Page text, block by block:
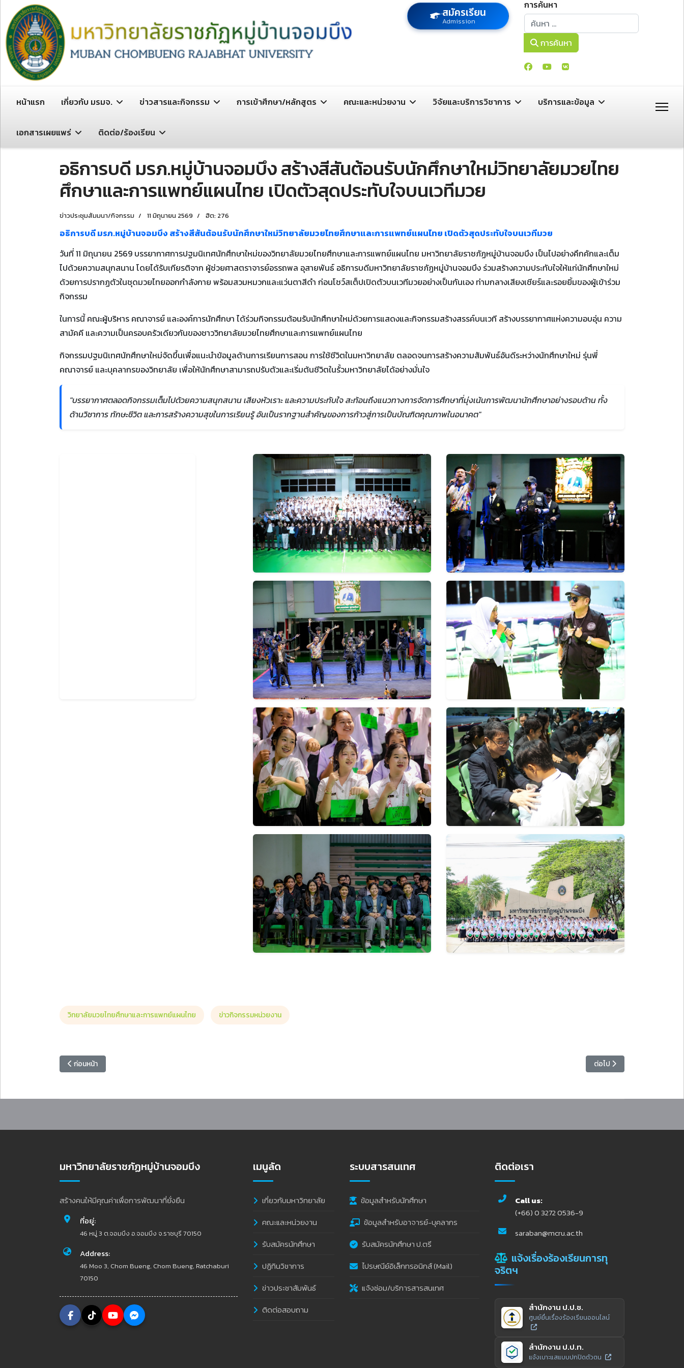
สมัครเรียน
Admission
การค้นหา
การค้นหา
การค้นหา
หน้าแรก เกี่ยวกับ มรมจ. ข่าวสารและกิจกรรม การเข้าศึกษา/หลักสูตร คณะและหน่วยงาน วิจัยและบริการวิชาการ บริการและข้อมูล
เอกสารเผยแพร่ ติดต่อ/ร้องเรียน
อธิการบดี มรภ.หมู่บ้านจอมบึง สร้างสีสันต้อนรับนักศึกษาใหม่วิทยาลัยมวยไทย
ศึกษาและการแพทย์แผนไทย เปิดตัวสุดประทับใจบนเวทีมวย
ข่าวประชุมสัมมนา/กิจกรรม 11 มิถุนายน 2569 ฮิต: 276
อธิการบดี มรภ.หมู่บ้านจอมบึง สร้างสีสันต้อนรับนักศึกษาใหม่วิทยาลัยมวยไทยศึกษาและการแพทย์แผนไทย เปิดตัวสุดประทับใจบนเวทีมวย
วันที่ 11 มิถุนายน 2569 บรรยากาศการปฐมนิเทศนักศึกษาใหม่ของวิทยาลัยมวยไทยศึกษาและการแพทย์แผนไทย มหาวิทยาลัยราชภัฏหมู่บ้านจอมบึง เป็นไปอย่างคึกคักและเต็ม
ไปด้วยความสนุกสนาน โดยได้รับเกียรติจาก ผู้ช่วยศาสตราจารย์อรรถพล อุสายพันธ์ อธิการบดีมหาวิทยาลัยราชภัฏหมู่บ้านจอมบึง ร่วมสร้างความประทับใจให้แก่นักศึกษาใหม่
ด้วยการปรากฏตัวในชุดมวยไทยออกกำลังกาย พร้อมสวมหมวกและแว่นตาสีดำ ก่อนโชว์สเต็ปเปิดตัวบนเวทีมวยอย่างเป็นกันเอง ท่ามกลางเสียงเชียร์และรอยยิ้มของผู้เข้าร่วม
กิจกรรม
ในการนี้ คณะผู้บริหาร คณาจารย์ และองค์การนักศึกษา ได้ร่วมกิจกรรมต้อนรับนักศึกษาใหม่ด้วยการแสดงและกิจกรรมสร้างสรรค์บนเวที สร้างบรรยากาศแห่งความอบอุ่น ความ
สามัคคี และความเป็นครอบครัวเดียวกันของชาววิทยาลัยมวยไทยศึกษาและการแพทย์แผนไทย
กิจกรรมปฐมนิเทศนักศึกษาใหม่จัดขึ้นเพื่อแนะนำข้อมูลด้านการเรียนการสอน การใช้ชีวิตในมหาวิทยาลัย ตลอดจนการสร้างความสัมพันธ์อันดีระหว่างนักศึกษาใหม่ รุ่นพี่
คณาจารย์ และบุคลากรของวิทยาลัย เพื่อให้นักศึกษาสามารถปรับตัวและเริ่มต้นชีวิตในรั้วมหาวิทยาลัยได้อย่างมั่นใจ
"บรรยากาศตลอดกิจกรรมเต็มไปด้วยความสนุกสนาน เสียงหัวเราะ และความประทับใจ สะท้อนถึงแนวทางการจัดการศึกษาที่มุ่งเน้นการพัฒนานักศึกษาอย่างรอบด้าน ทั้ง
ด้านวิชาการ ทักษะชีวิต และการสร้างความสุขในการเรียนรู้ อันเป็นรากฐานสำคัญของการก้าวสู่การเป็นบัณฑิตคุณภาพในอนาคต"
วิทยาลัยมวยไทยศึกษาและการแพทย์แผนไทย ข่าวกิจกรรมหน่วยงาน
เนื้อหาก่อนหน้า: คณะครุศาสตร์ มรภ.หมู่บ้านจอมบึง จัดกิจกรรมปฐมนิเทศและสานสัมพันธ์นักศึกษาใหม่ ประจำปีการศึกษา 2569 เสริมสร้างความเป็นพลเมืองที่ดี พร้อมสร้างภูมิคุ้มกันทางสังคม
ก่อนหน้า เนื้อหาถัดไป: คณะเทคโนโลยี
ต่อไป
มหาวิทยาลัยราชภัฏหมู่บ้านจอมบึง
สร้างคนให้มีคุณค่าเพื่อการพัฒนาที่ยั่งยืน
ที่อยู่:
46 หมู่ 3 ต.จอมบึง อ.จอมบึง จ.ราชบุรี 70150
Address:
46 Moo 3, Chom Bueng, Chom Bueng, Ratchaburi
70150
เมนูลัด
เกี่ยวกับมหาวิทยาลัย
คณะและหน่วยงาน
รับสมัครนักศึกษา
ปฏิทินวิชาการ
ข่าวประชาสัมพันธ์
ติดต่อสอบถาม
ระบบสารสนเทศ
ข้อมูลสำหรับนักศึกษา
ข้อมูลสำหรับอาจารย์-บุคลากร
รับสมัครนักศึกษา ป.ตรี
ไปรษณีย์อิเล็กทรอนิกส์ (Mail)
แจ้งซ่อม/บริการสารสนเทศ
ติดต่อเรา
Call us:
(+66) 0 3272 0536-9
saraban@mcru.ac.th
แจ้งเรื่องร้องเรียนการทุ
จริตฯ
สำนักงาน ป.ป.ช.
ศูนย์ยื่นเรื่องร้องเรียนออนไลน์
สำนักงาน ป.ป.ท.
แจ้งเบาะแสแบบปกปิดตัวตน